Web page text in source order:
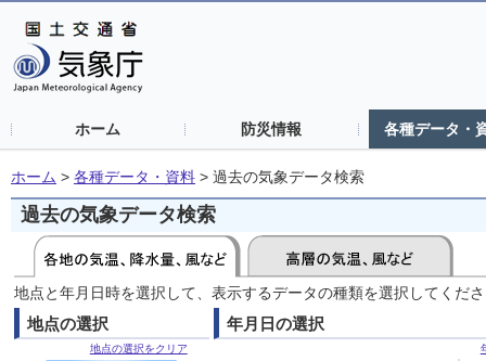
ホーム 防災情報 各種データ・
ホーム > 各種データ・資料 > 過去の気象データ検索
過去の気象データ検索
地点と年月日時を選択して、表示するデータの種類を選択してくだ
地点の選択
地点の選択をクリア
年月日の選択